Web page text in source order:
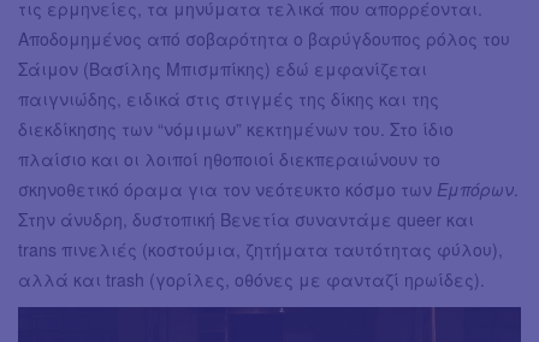
τις ερμηνείες, τα μηνύματα τελικά που απορρέονται.
Αποδομημένος από σοβαρότητα ο βαρύγδουπος ρόλος του
Σάιμον (Βασίλης Μπισμπίκης) εδώ εμφανίζεται
παιγνιώδης, ειδικά στις στιγμές της δίκης και της
διεκδίκησης των “νόμιμων” κεκτημένων του. Στο ίδιο
πλαίσιο και οι λοιποί ηθοποιοί διεκπεραιώνουν το
σκηνοθετικό όραμα για τον νεότευκτο κόσμο των Εμπόρων
Στην άνυδρη, δυστοπική Βενετία συναντάμε queer και
trans πινελιές (κοστούμια, ζητήματα ταυτότητας φύλου),
αλλά και trash (γορίλες, οθόνες με φανταζί ηρωίδες).